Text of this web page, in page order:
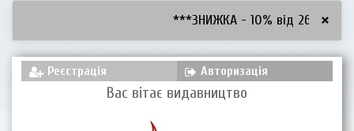
***ЗНИЖКА - 10% від 2600 грн,
×
Реєстрація Авторизація
Вас вітає видавництво